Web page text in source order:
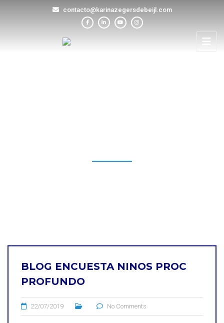
contacto@karinazegersdebeijl.com
BLOG ENCUESTA NINOS PROC
PROFUNDO
22/07/2019 No Comments